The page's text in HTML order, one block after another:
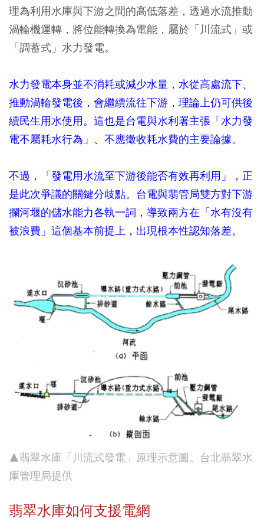
理為利用水庫與下游之間的高低落差，透過水流推動
渦輪機運轉，將位能轉換為電能，屬於「川流式」或
「調蓄式」水力發電。
水力發電本身並不消耗或減少水量，水從高處流下、
推動渦輪發電後，會繼續流往下游，理論上仍可供後
續民生用水使用。這也是台電與水利署主張「水力發
電不屬耗水行為」、不應徵收耗水費的主要論據。
不過，「發電用水流至下游後能否有效再利用」，正
是此次爭議的關鍵分歧點。台電與翡管局雙方對下游
攔河堰的儲水能力各執一詞，導致兩方在「水有沒有
被浪費」這個基本前提上，出現根本性認知落差。
▲翡翠水庫「川流式發電」原理示意圖。台北翡翠水
庫管理局提供
翡翠水庫如何支援電網